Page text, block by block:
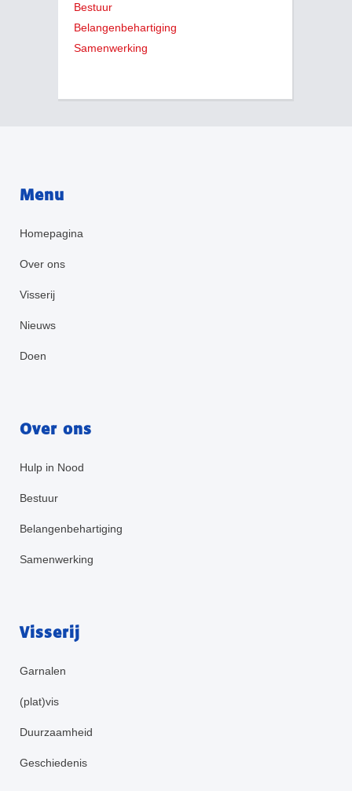
Bestuur
Belangenbehartiging
Samenwerking
Menu
Homepagina
Over ons
Visserij
Nieuws
Doen
Over ons
Hulp in Nood
Bestuur
Belangenbehartiging
Samenwerking
Visserij
Garnalen
(plat)vis
Duurzaamheid
Geschiedenis